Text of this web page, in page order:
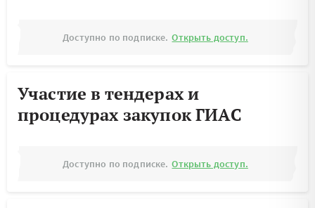
Доступно по подписке. Открыть доступ.
Участие в тендерах и
процедурах закупок ГИАС
Доступно по подписке. Открыть доступ.